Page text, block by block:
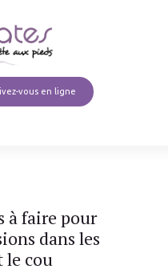
vous en ligne
à faire pour
dans les
le cou